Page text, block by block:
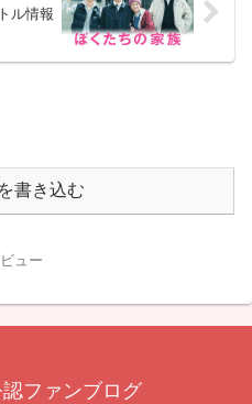
ル情報
書き込む
ュー
ファンブログ